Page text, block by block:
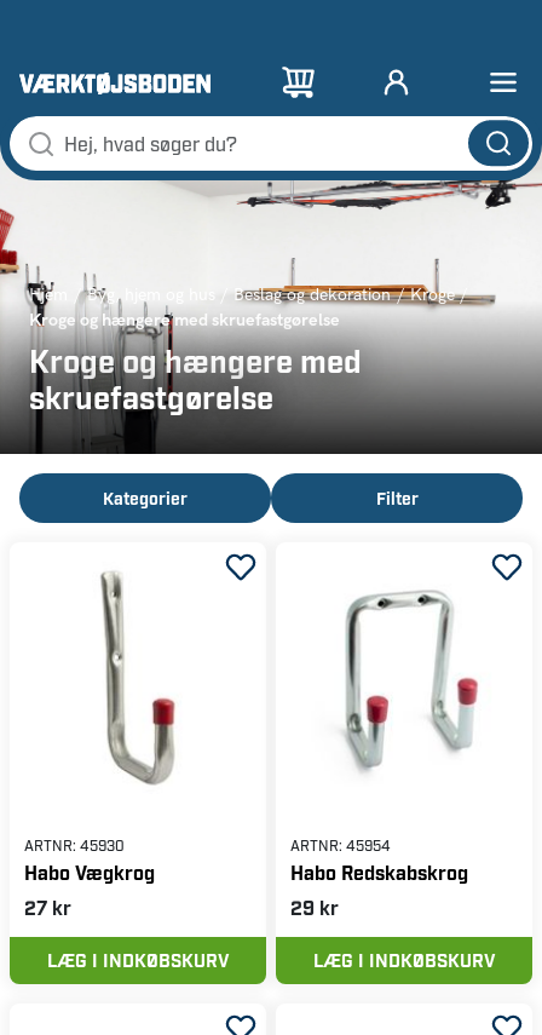
Hjem Byg, hjem og hus Beslag og dekoration Kroge
Kroge og hængere med skruefastgørelse
Kroge og hængere med
skruefastgørelse
Kategorier Filter
ARTNR: 45930
Habo Vægkrog
27 kr
LÆG I INDKØBSKURV
ARTNR: 45954
Habo Redskabskrog
29 kr
LÆG I INDKØBSKURV